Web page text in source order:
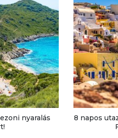
nyaralás
8 napos